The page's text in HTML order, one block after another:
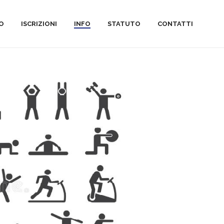
ISCRIZIONI INFO STATUTO CONTATTI